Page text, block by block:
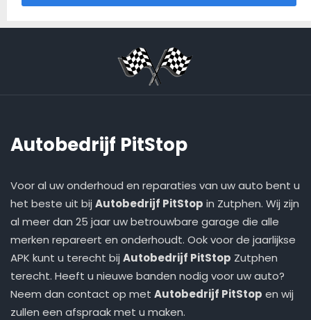
Autobedrijf PitStop
Voor al uw onderhoud en reparaties van uw auto bent u
het beste uit bij Autobedrijf PitStop in Zutphen. Wij zijn
al meer dan 25 jaar uw betrouwbare garage die alle
merken repareert en onderhoudt. Ook voor de jaarlijkse
APK kunt u terecht bij Autobedrijf PitStop Zutphen
terecht. Heeft u nieuwe banden nodig voor uw auto?
Neem dan contact op met Autobedrijf PitStop en wij
zullen een afspraak met u maken.